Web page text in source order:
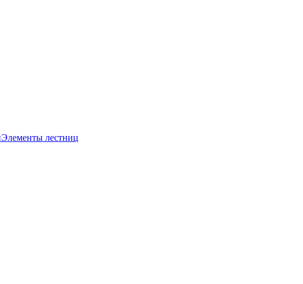
Элементы лестниц